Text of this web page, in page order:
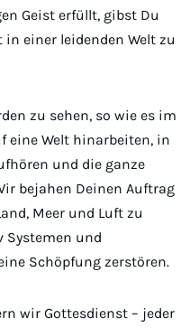
Geist erfüllt, gibst Du
in einer leidenden Welt zu
zu sehen, so wie es im
eine Welt hinarbeiten, in
und die ganze
bejahen Deinen Auftrag
Meer und Luft zu
Systemen und
Schöpfung zerstören.
wir Gottesdienst – jeder